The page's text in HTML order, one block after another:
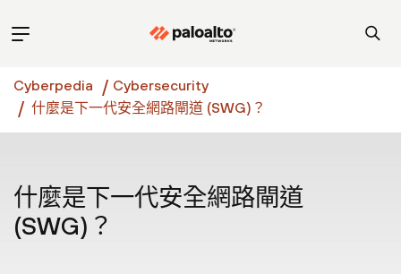
Cyberpedia
Cybersecurity
什麼是下一代安全網路閘道 (SWG)？
什麼是下一代安全網路閘道
(SWG)？